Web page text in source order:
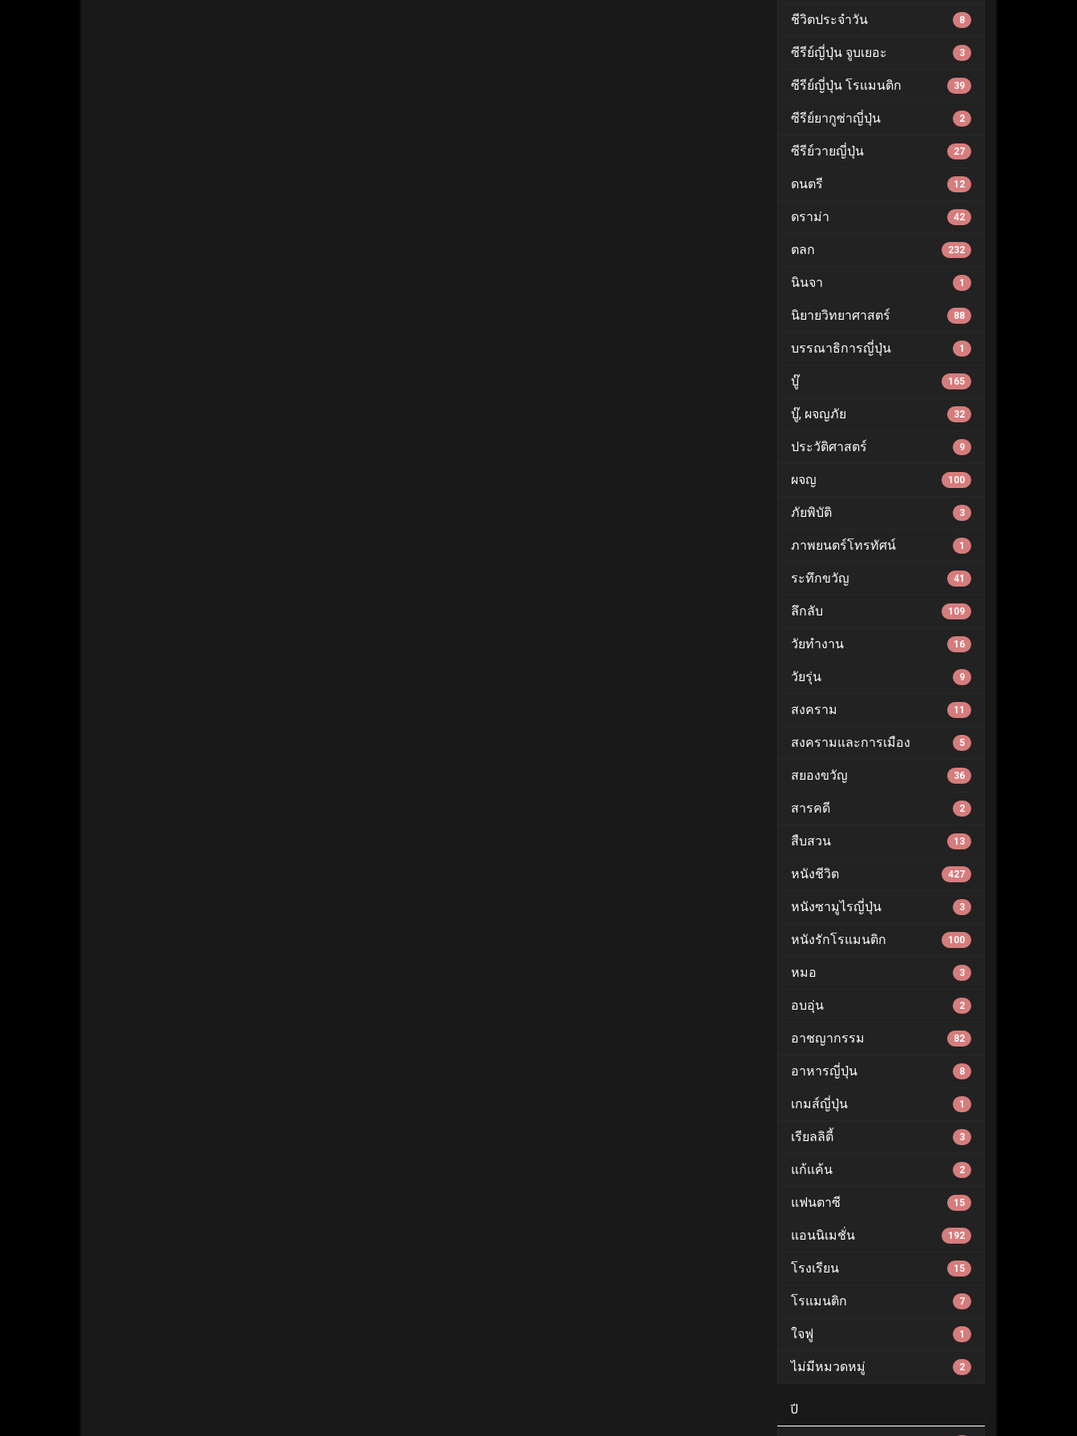
ชีวิตประจำวัน 8
ซีรีย์ญี่ปุ่น จูบเยอะ 3
ซีรีย์ญี่ปุ่น โรแมนติก 39
ซีรีย์ยากูซ่าญี่ปุ่น 2
ซีรีย์วายญี่ปุ่น 27
ดนตรี 12
ดราม่า 42
ตลก 232
นินจา 1
นิยายวิทยาศาสตร์ 88
บรรณาธิการญี่ปุ่น 1
บู๊ 165
บู๊, ผจญภัย 32
ประวัติศาสตร์ 9
ผจญ 100
ภัยพิบัติ 3
ภาพยนตร์โทรทัศน์ 1
ระทึกขวัญ 41
ลึกลับ 109
วัยทำงาน 16
วัยรุ่น 9
สงคราม 11
สงครามและการเมือง 5
สยองขวัญ 36
สารคดี 2
สืบสวน 13
หนังชีวิต 427
หนังซามูไรญี่ปุ่น 3
หนังรักโรแมนติก 100
หมอ 3
อบอุ่น 2
อาชญากรรม 82
อาหารญี่ปุ่น 8
เกมส์ญี่ปุ่น 1
เรียลลิตี้ 3
แก้แค้น 2
แฟนตาซี 15
แอนนิเมชั่น 192
โรงเรียน 15
โรแมนติก 7
ใจฟู 1
ไม่มีหมวดหมู่ 2
ปี